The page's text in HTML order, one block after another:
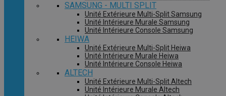
SAMSUNG - MULTI SPLIT
Unité Extérieure Multi-Split Samsung
Unité Intérieure Murale Samsung
Unité Intérieure Console Samsung
HEIWA
Unité Extérieure Multi-Split Heiwa
Unité Intérieure Murale Heiwa
Unité Intérieure Console Heiwa
ALTECH
Unité Extérieure Multi-Split Altech
Unité Intérieure Murale Altech